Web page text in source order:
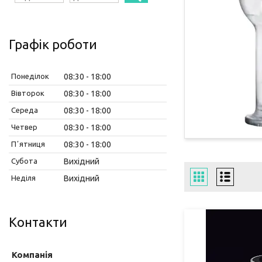
Графік роботи
Понеділок 08:30 18:00
Вівторок 08:30 18:00
Середа 08:30 18:00
Четвер 08:30 18:00
Пʼятниця 08:30 18:00
Субота Вихідний
Неділя Вихідний
Контакти